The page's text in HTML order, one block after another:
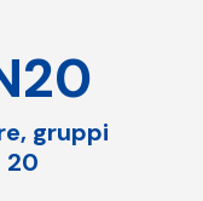
gruppi
20